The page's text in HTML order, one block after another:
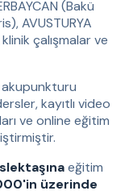
(Bakü
AVUSTURYA
çalışmalar ve
akupunkturu
kayıtlı video
ve online eğitim
eğitim
üzerinde